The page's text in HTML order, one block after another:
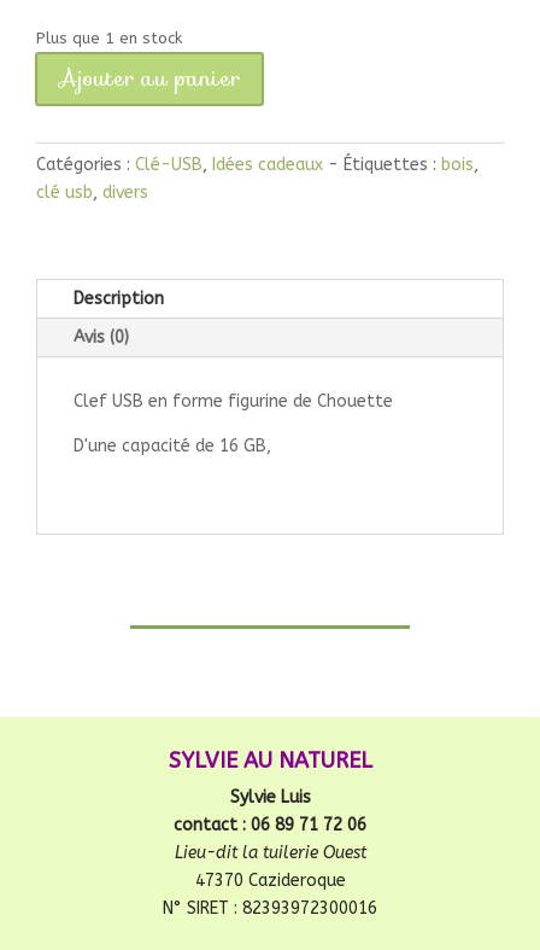
Plus que 1 en stock
quantité
Clé
USB
Chouette
Ajouter au panier
Catégories : Clé-USB, Idées cadeaux Étiquettes : bois,
clé usb, divers
Description
Avis (0)
Clef USB en forme figurine de Chouette
D'une capacité de 16 GB,
SYLVIE AU NATUREL
Sylvie Luis
contact : 06 89 71 72 06
Lieu-dit la tuilerie Ouest
47370 Cazideroque
N° SIRET : 82393972300016